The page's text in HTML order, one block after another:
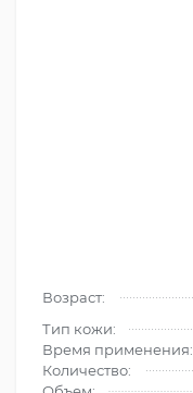
Возраст:
Тип кожи:
Время применения:
Количество: